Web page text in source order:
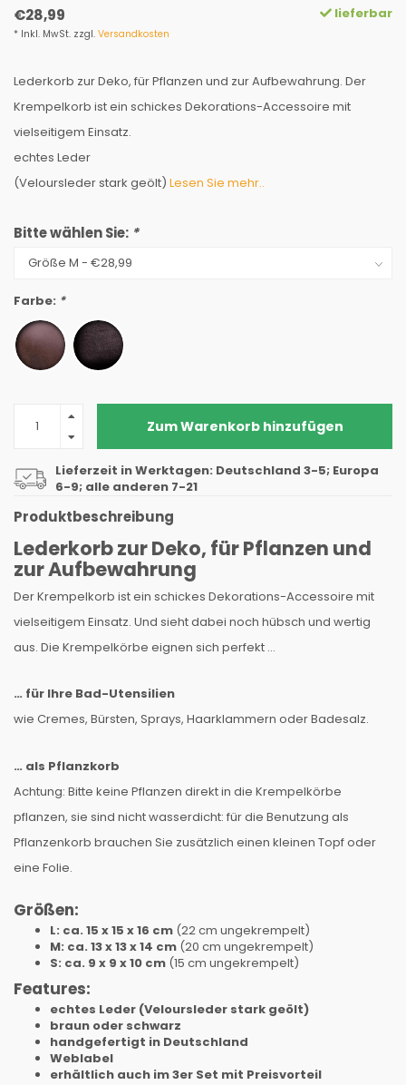
€28,99
* Inkl. MwSt. zzgl. Versandkosten
lieferbar
Lederkorb zur Deko, für Pflanzen und zur Aufbewahrung. Der
Krempelkorb ist ein schickes Dekorations-Accessoire mit
vielseitigem Einsatz.
echtes Leder
(Veloursleder stark geölt) Lesen Sie mehr..
Bitte wählen Sie: *
Farbe: *
Zum Warenkorb hinzufügen
Lieferzeit in Werktagen: Deutschland 3-5; Europa
6-9; alle anderen 7-21
Produktbeschreibung
Lederkorb zur Deko, für Pflanzen und
zur Aufbewahrung
Der Krempelkorb ist ein schickes Dekorations-Accessoire mit
vielseitigem Einsatz. Und sieht dabei noch hübsch und wertig
aus. Die Krempelkörbe eignen sich perfekt …
… für Ihre Bad-Utensilien
wie Cremes, Bürsten, Sprays, Haarklammern oder Badesalz.
… als Pflanzkorb
Achtung: Bitte keine Pflanzen direkt in die Krempelkörbe
pflanzen, sie sind nicht wasserdicht: für die Benutzung als
Pflanzenkorb brauchen Sie zusätzlich einen kleinen Topf oder
eine Folie.
Größen:
L: ca. 15 x 15 x 16 cm (22 cm ungekrempelt)
M: ca. 13 x 13 x 14 cm (20 cm ungekrempelt)
S: ca. 9 x 9 x 10 cm (15 cm ungekrempelt)
Features:
echtes Leder (Veloursleder stark geölt)
braun oder schwarz
handgefertigt in Deutschland
Weblabel
erhältlich auch im 3er Set mit Preisvorteil